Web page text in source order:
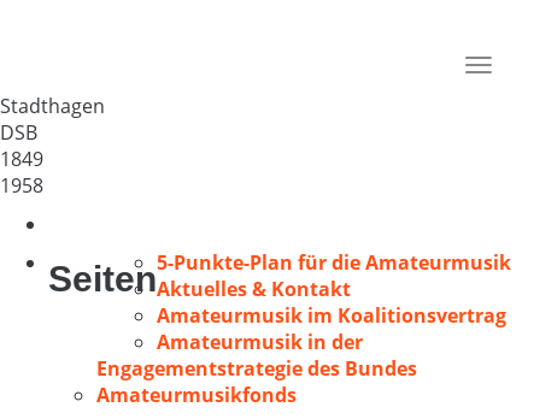
Toggle
Stadthagen
DSB
1849
1958
Seiten5-Punkte-Plan für die Amateurmusik
Aktuelles & Kontakt
Amateurmusik im Koalitionsvertrag
Amateurmusik in der
Engagementstrategie des Bundes
Amateurmusikfonds